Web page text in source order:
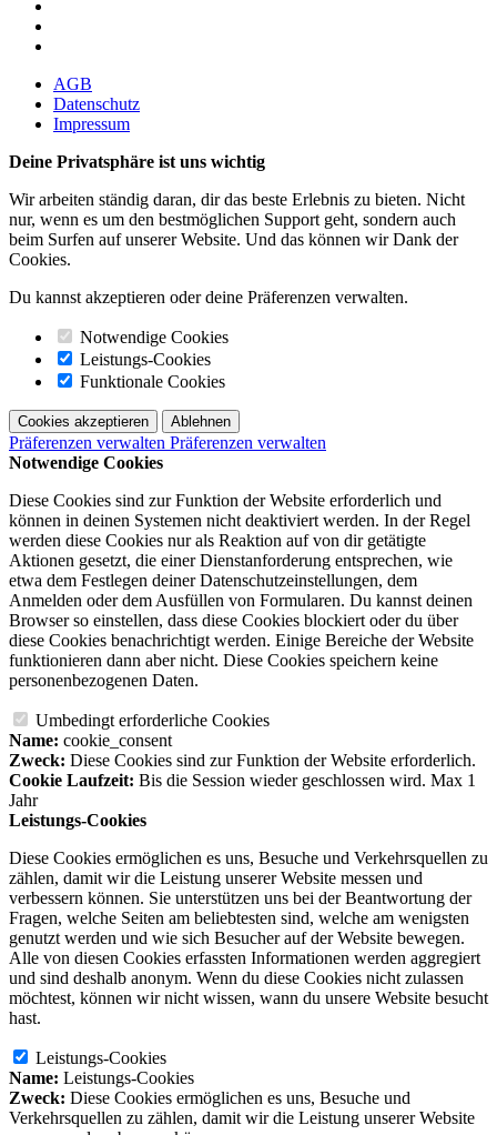
AGB
Datenschutz
Impressum
Deine Privatsphäre ist uns wichtig
Wir arbeiten ständig daran, dir das beste Erlebnis zu bieten. Nicht
nur, wenn es um den bestmöglichen Support geht, sondern auch
beim Surfen auf unserer Website. Und das können wir Dank der
Cookies.
Du kannst akzeptieren oder deine Präferenzen verwalten.
Notwendige Cookies
Leistungs-Cookies
Funktionale Cookies
Cookies akzeptieren Ablehnen
Präferenzen verwalten Präferenzen verwalten
Notwendige Cookies
Diese Cookies sind zur Funktion der Website erforderlich und
können in deinen Systemen nicht deaktiviert werden. In der Regel
werden diese Cookies nur als Reaktion auf von dir getätigte
Aktionen gesetzt, die einer Dienstanforderung entsprechen, wie
etwa dem Festlegen deiner Datenschutzeinstellungen, dem
Anmelden oder dem Ausfüllen von Formularen. Du kannst deinen
Browser so einstellen, dass diese Cookies blockiert oder du über
diese Cookies benachrichtigt werden. Einige Bereiche der Website
funktionieren dann aber nicht. Diese Cookies speichern keine
personenbezogenen Daten.
Umbedingt erforderliche Cookies
Name: cookie_consent
Zweck: Diese Cookies sind zur Funktion der Website erforderlich.
Cookie Laufzeit: Bis die Session wieder geschlossen wird. Max 1
Jahr
Leistungs-Cookies
Diese Cookies ermöglichen es uns, Besuche und Verkehrsquellen zu
zählen, damit wir die Leistung unserer Website messen und
verbessern können. Sie unterstützen uns bei der Beantwortung der
Fragen, welche Seiten am beliebtesten sind, welche am wenigsten
genutzt werden und wie sich Besucher auf der Website bewegen.
Alle von diesen Cookies erfassten Informationen werden aggregiert
und sind deshalb anonym. Wenn du diese Cookies nicht zulassen
möchtest, können wir nicht wissen, wann du unsere Website besucht
hast.
Leistungs-Cookies
Name: Leistungs-Cookies
Zweck: Diese Cookies ermöglichen es uns, Besuche und
Verkehrsquellen zu zählen, damit wir die Leistung unserer Website